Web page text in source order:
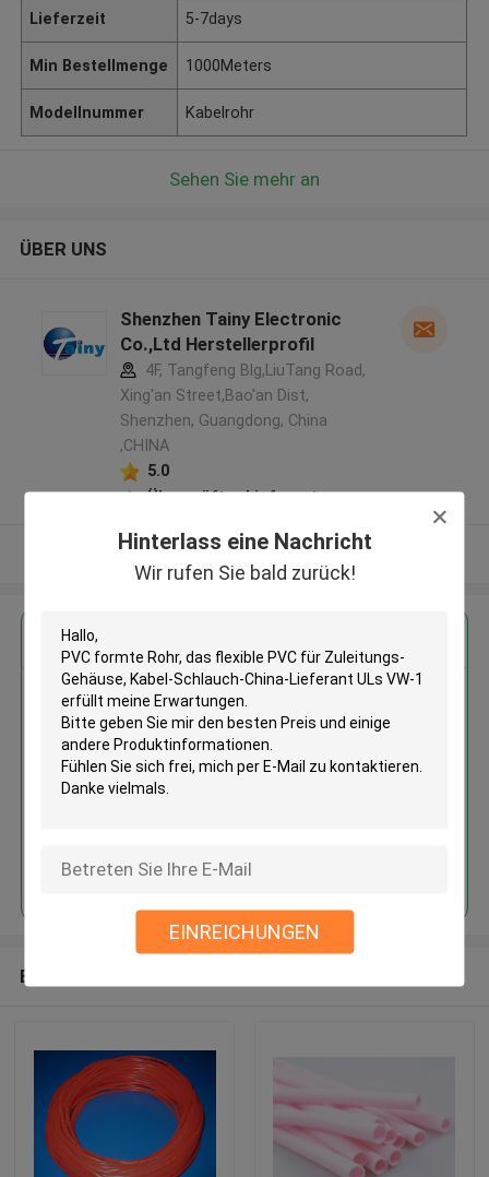
Hinterlass eine Nachricht
Wir rufen Sie bald zurück!
EINREICHUNGEN
Lieferzeit 5-7days
Min Bestellmenge 1000Meters
Modellnummer Kabelrohr
Sehen Sie mehr an
ÜBER UNS
Shenzhen Tainy Electronic
Co.,Ltd Herstellerprofil
4F, Tangfeng Blg,LiuTang Road,
Xing'an Street,Bao'an Dist,
Shenzhen, Guangdong, China
,CHINA
5.0
Überprüfter Lieferant
Sehen Sie mehr an
Erhalten Sie den besten Preis für
PVC formte Rohr, das flexible
PVC für Zuleitungs-Gehäuse,
Kabel-Schlauch-China-Lieferant
ULs VW-1
Fortsetzen
Empfohlene Produkte